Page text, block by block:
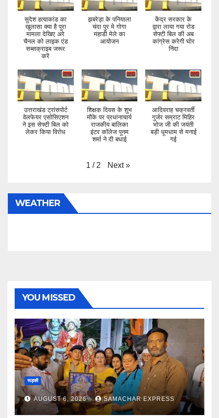
सुदेश हत्याकांड का
खुलासा क्या है पूरा
मामला देखिए अरे
चैनल को लाइक एंड
सब्सक्राइब जरूर
करें
झबरेड़ा के पनियाला
चंदा पुर मे गोगा
महाडी मेले का
आयोजन
केंद्र सरकार के
द्वारा लाया गया रोड
सेफ्टी बिल की अब
कांग्रेस करेगी घोर
निंदा
उत्तराखंड ट्रांसपोर्ट
वेलफेयर एसोसिएशन
ने इस सेफ्टी बिल को
लेकर किया विरोध
शिक्षक दिवस के शुभ
मौके पर प्रधानाचार्य
राजकीय बालिका
इंटर कॉलेज पूनम
शर्मा ने दी बधाई
आदिवराह चक्रवर्ती
गुर्जर सम्राट मिहिर
भोज जी की जयंती
बड़ी धूमधाम से मनाई
गई
1 / 2 Next »
WEATHER
YOU MISSED
रूड़की
AUGUST 6, 2026 SAMACHAR EXPRESS